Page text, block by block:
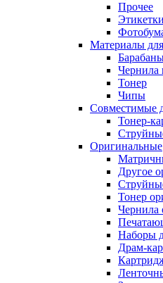
Прочее
Этикетки
Материалы
Чернила
Тонер
Чипы
Совместимые
Тонер-
Оригинальные
Другое
Тонер
Чернила
Наборы
Драм-